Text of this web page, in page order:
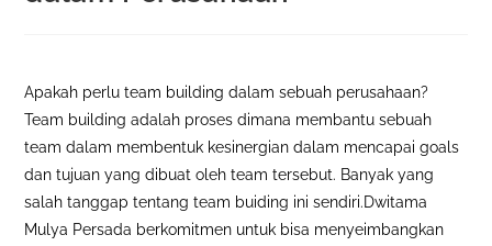
Apakah perlu team building dalam sebuah perusahaan?
Team building adalah proses dimana membantu sebuah
team dalam membentuk kesinergian dalam mencapai goals
dan tujuan yang dibuat oleh team tersebut. Banyak yang
salah tanggap tentang team buiding ini sendiri.Dwitama
Mulya Persada berkomitmen untuk bisa menyeimbangkan